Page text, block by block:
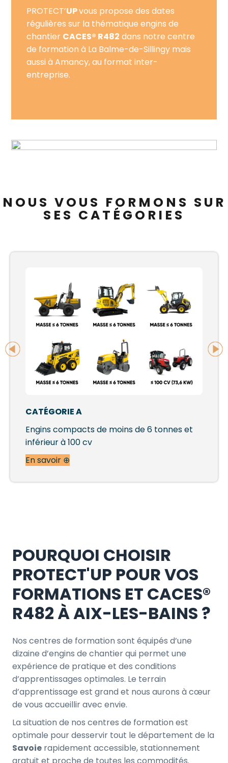
PROTECT’UPvous propose des dates
régulières sur la thématique engins de
chantier CACES® R482 dans notre centre
de formation à La Balme-de-Sillingy mais
aussi à Amancy, au format inter-
entreprise.
NOUS VOUS FORMONS SUR
SES CATÉGORIES
CATÉGORIE A
Engins compacts de moins de 6 tonnes et
inférieur à 100 cv
En savoir ⊕
POURQUOI CHOISIR
PROTECT'UP POUR VOS
FORMATIONS ET CACES®
R482 À AIX-LES-BAINS ?
Nos centres de formation sont équipés d’une
dizaine d’engins de chantier qui permet une
expérience de pratique et des conditions
d’apprentissages optimales. Le terrain
d’apprentissage est grand et nous aurons à cœur
de vous accueillir avec envie.
La situation de nos centres de formation est
optimale pour desservir tout le département de la
Savoie rapidement accessible, stationnement